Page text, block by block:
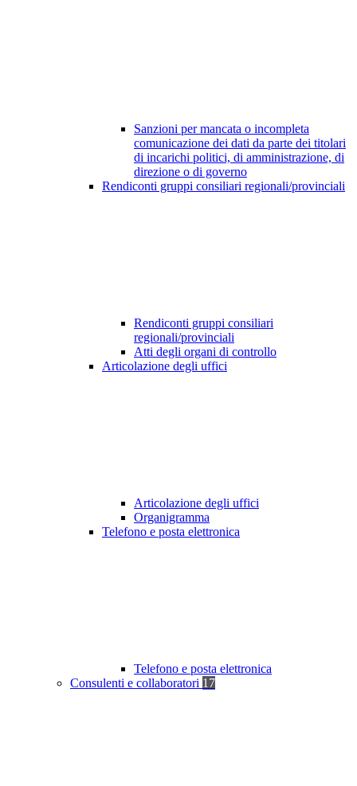
Sanzioni per mancata o incompleta
comunicazione dei dati da parte dei titolari
di incarichi politici, di amministrazione, di
direzione o di governo
Rendiconti gruppi consiliari regionali/provinciali
Rendiconti gruppi consiliari
regionali/provinciali
Atti degli organi di controllo
Articolazione degli uffici
Articolazione degli uffici
Organigramma
Telefono e posta elettronica
Telefono e posta elettronica
Consulenti e collaboratori 17